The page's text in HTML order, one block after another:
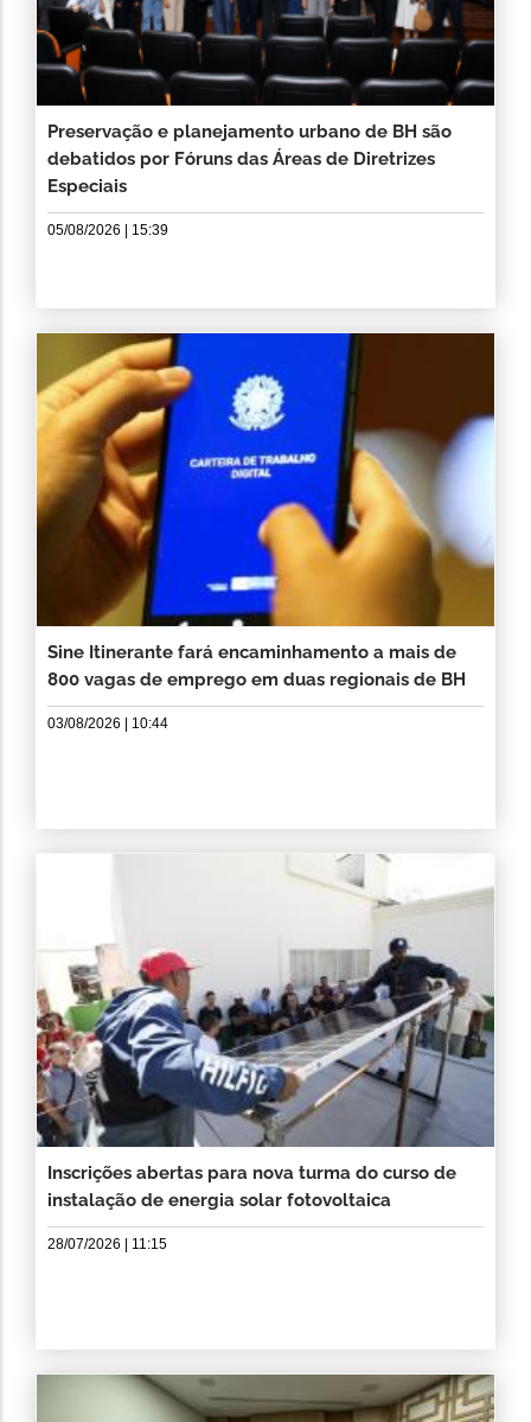
Preservação e planejamento urbano de BH são
debatidos por Fóruns das Áreas de Diretrizes
Especiais
05/08/2026 | 15:39
Sine Itinerante fará encaminhamento a mais de
800 vagas de emprego em duas regionais de BH
03/08/2026 | 10:44
Inscrições abertas para nova turma do curso de
instalação de energia solar fotovoltaica
28/07/2026 | 11:15